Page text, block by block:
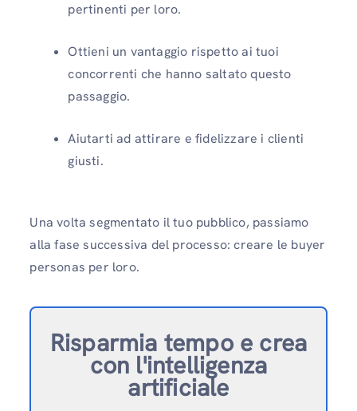
pertinenti per loro.
Ottieni un vantaggio rispetto ai tuoi
concorrenti che hanno saltato questo
passaggio.
Aiutarti ad attirare e fidelizzare i clienti
giusti.
Una volta segmentato il tuo pubblico, passiamo
alla fase successiva del processo: creare le buyer
personas per loro.
Risparmia tempo e crea
con l'intelligenza
artificiale